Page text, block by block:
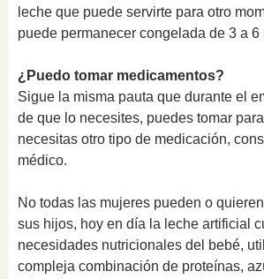
leche que puede servirte para otro
puede permanecer congelada de 3 a 6
¿Puedo tomar medicamentos?
Sigue la misma pauta que durante el
de que lo necesites, puedes tomar
necesitas otro tipo de medicación,
médico.
No todas las mujeres pueden o quieren
sus hijos, hoy en día la leche artificial
necesidades nutricionales del bebé,
compleja combinación de proteínas,